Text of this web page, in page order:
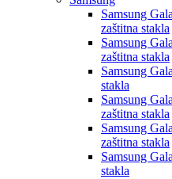
Samsung
zaštitna stakla
Samsung
zaštitna stakla
Samsung
stakla
Samsung
zaštitna stakla
Samsung
zaštitna stakla
Samsung
stakla